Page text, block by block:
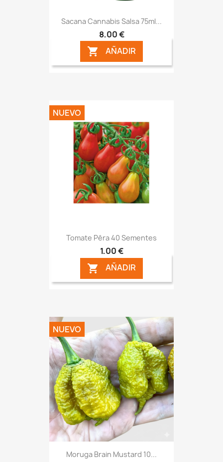
Sacana Cannabis Salsa 75ml...
8,00 €
 AÑADIR
Tomate Pêra 40 Sementes
1,00 €
 AÑADIR
NUEVO
Moruga Brain Mustard 10...
NUEVO